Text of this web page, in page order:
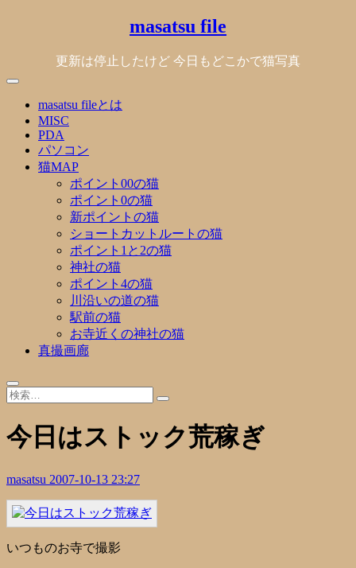
masatsu file
更新は停止したけど 今日もどこかで猫写真
masatsu fileとは
MISC
PDA
パソコン
猫MAP
ポイント00の猫
ポイント0の猫
新ポイントの猫
ショートカットルートの猫
ポイント1と2の猫
神社の猫
ポイント4の猫
川沿いの道の猫
駅前の猫
お寺近くの神社の猫
真撮画廊
今日はストック荒稼ぎ
masatsu 2007-10-13 23:27
いつものお寺で撮影